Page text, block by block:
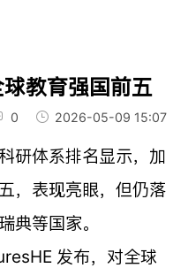
教育强国前五
0 2026-05-09 15:07
研体系排名显示，加
，表现亮眼，但仍落
典等国家。
发布，对全球